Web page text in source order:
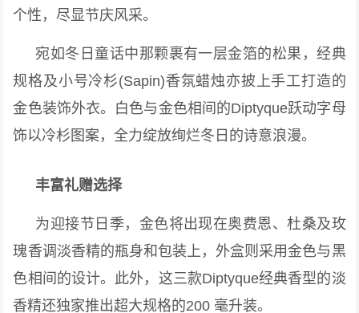
个性，尽显节庆风采。
宛如冬日童话中那颗裹有一层金箔的松果，经典
规格及小号冷杉(Sapin)香氛蜡烛亦披上手工打造的
金色装饰外衣。白色与金色相间的Diptyque跃动字母
饰以冷杉图案，全力绽放绚烂冬日的诗意浪漫。
丰富礼赠选择
为迎接节日季，金色将出现在奥费恩、杜桑及玫
瑰香调淡香精的瓶身和包装上，外盒则采用金色与黑
色相间的设计。此外，这三款Diptyque经典香型的淡
香精还独家推出超大规格的200 毫升装。